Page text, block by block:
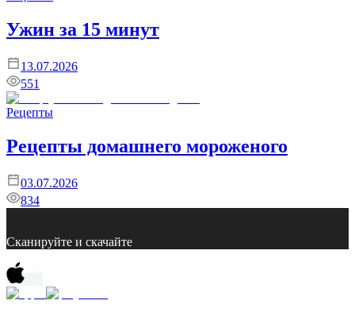
Ужин за 15 минут
13.07.2026
551
Рецепты
Рецепты домашнего мороженого
03.07.2026
834
Сканируйте и скачайте